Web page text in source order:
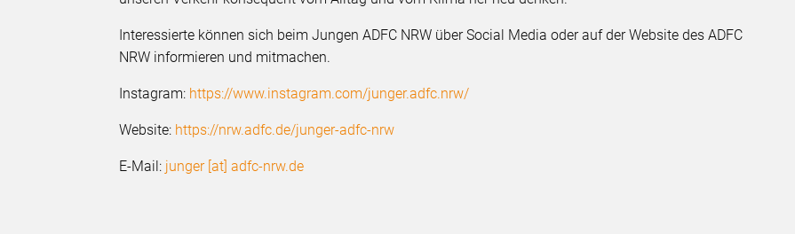
Interessierte können sich beim Jungen ADFC NRW über Social Media oder auf der Website des ADFC
NRW informieren und mitmachen.
Instagram: https://www.instagram.com/junger.adfc.nrw/
Website: https://nrw.adfc.de/junger-adfc-nrw
E-Mail: junger [at] adfc-nrw.de